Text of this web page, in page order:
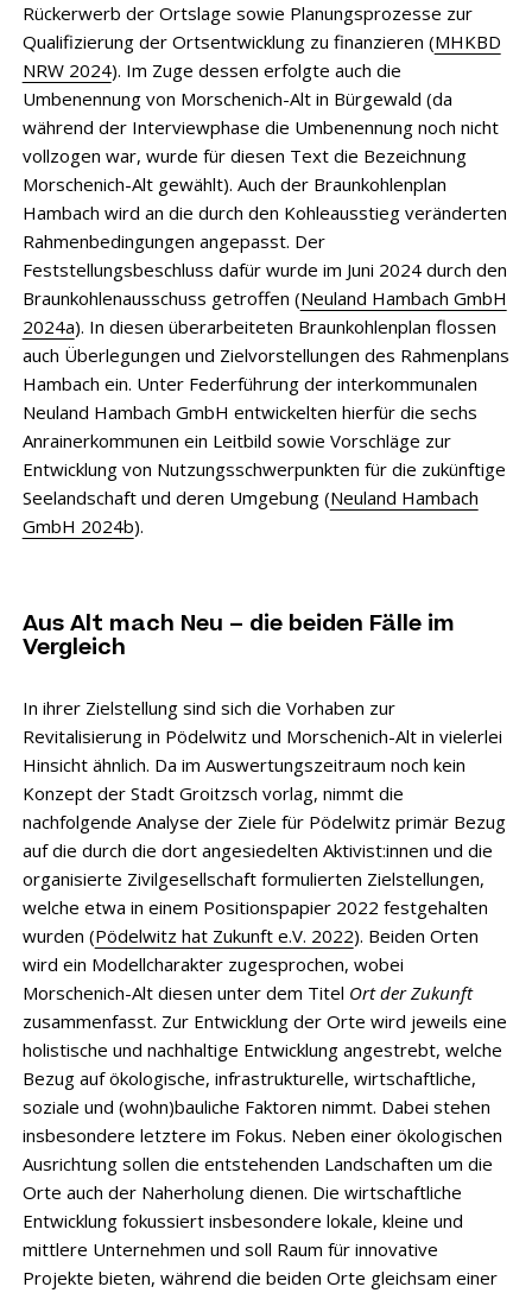
Rückerwerb der Ortslage sowie Planungsprozesse zur
Qualifizierung der Ortsentwicklung zu finanzieren (MHKBD
NRW 2024). Im Zuge dessen erfolgte auch die
Umbenennung von Morschenich-Alt in Bürgewald (da
während der Interviewphase die Umbenennung noch nicht
vollzogen war, wurde für diesen Text die Bezeichnung
Morschenich-Alt gewählt). Auch der Braunkohlenplan
Hambach wird an die durch den Kohleausstieg veränderten
Rahmenbedingungen angepasst. Der
Feststellungsbeschluss dafür wurde im Juni 2024 durch den
Braunkohlenausschuss getroffen (Neuland Hambach GmbH
2024a). In diesen überarbeiteten Braunkohlenplan flossen
auch Überlegungen und Zielvorstellungen des Rahmenplans
Hambach ein. Unter Federführung der interkommunalen
Neuland Hambach GmbH entwickelten hierfür die sechs
Anrainerkommunen ein Leitbild sowie Vorschläge zur
Entwicklung von Nutzungsschwerpunkten für die zukünftige
Seelandschaft und deren Umgebung (Neuland Hambach
GmbH 2024b).
Aus Alt mach Neu – die beiden Fälle im
Vergleich
In ihrer Zielstellung sind sich die Vorhaben zur
Revitalisierung in Pödelwitz und Morschenich-Alt in vielerlei
Hinsicht ähnlich. Da im Auswertungszeitraum noch kein
Konzept der Stadt Groitzsch vorlag, nimmt die
nachfolgende Analyse der Ziele für Pödelwitz primär Bezug
auf die durch die dort angesiedelten Aktivist:innen und die
organisierte Zivilgesellschaft formulierten Zielstellungen,
welche etwa in einem Positionspapier 2022 festgehalten
wurden (Pödelwitz hat Zukunft e.V. 2022). Beiden Orten
wird ein Modellcharakter zugesprochen, wobei
Morschenich-Alt diesen unter dem Titel Ort der Zukunft
zusammenfasst. Zur Entwicklung der Orte wird jeweils eine
holistische und nachhaltige Entwicklung angestrebt, welche
Bezug auf ökologische, infrastrukturelle, wirtschaftliche,
soziale und (wohn)bauliche Faktoren nimmt. Dabei stehen
insbesondere letztere im Fokus. Neben einer ökologischen
Ausrichtung sollen die entstehenden Landschaften um die
Orte auch der Naherholung dienen. Die wirtschaftliche
Entwicklung fokussiert insbesondere lokale, kleine und
mittlere Unternehmen und soll Raum für innovative
Projekte bieten, während die beiden Orte gleichsam einer